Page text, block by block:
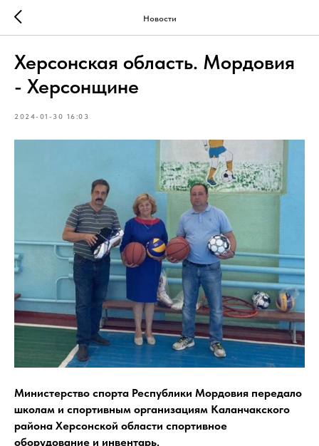
Новости
Херсонская область. Мордовия
- Херсонщине
2024-01-30 16:03
Министерство спорта Республики Мордовия передало
школам и спортивным организациям Каланчакского
района Херсонской области спортивное
оборудование и инвентарь.